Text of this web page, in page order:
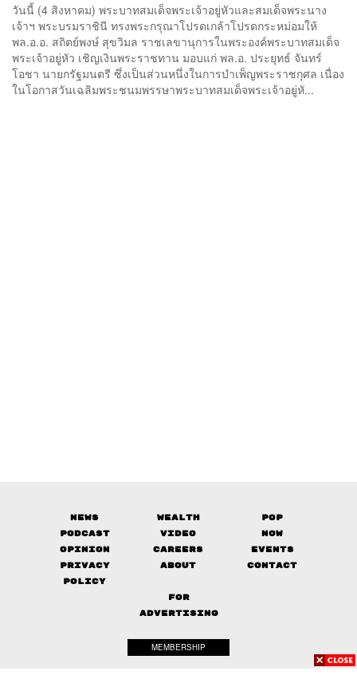
วันนี้ (4 สิงหาคม) พระบาทสมเด็จพระเจ้าอยู่หัวและสมเด็จพระนาง
เจ้าฯ พระบรมราชินี ทรงพระกรุณาโปรดเกล้าโปรดกระหม่อมให้
พล.อ.อ. สถิตย์พงษ์ สุขวิมล ราชเลขานุการในพระองค์พระบาทสมเด็จ
พระเจ้าอยู่หัว เชิญเงินพระราชทาน มอบแก่ พล.อ. ประยุทธ์ จันทร์
โอชา นายกรัฐมนตรี ซึ่งเป็นส่วนหนึ่งในการบำเพ็ญพระราชกุศล เนื่อง
ในโอกาสวันเฉลิมพระชนมพรรษาพระบาทสมเด็จพระเจ้าอยู่หั...
News Wealth
Pop
Podcast
Video
Now
Opinion
Careers
Events
Privacy
Policy
About Contact
FOR
ADVERTISING
MEMBERSHIP